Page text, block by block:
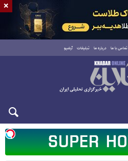
تماس با ما درباره ما تبلیغات آرشیو
×